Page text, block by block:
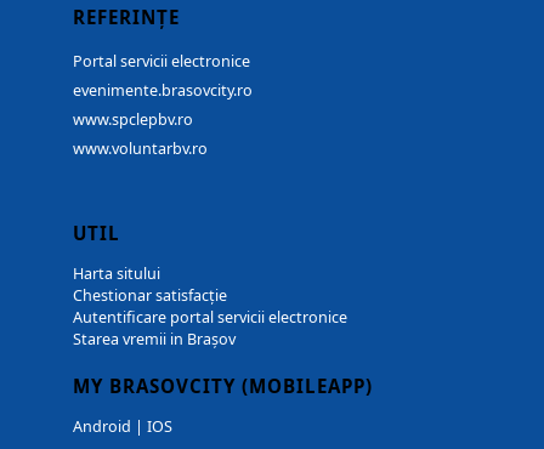
REFERINȚE
Portal servicii electronice
evenimente.brasovcity.ro
www.spclepbv.ro
www.voluntarbv.ro
UTIL
Harta sitului
Chestionar satisfacție
Autentificare portal servicii electronice
Starea vremii in Brașov
MY BRASOVCITY (MOBILEAPP)
Android | IOS